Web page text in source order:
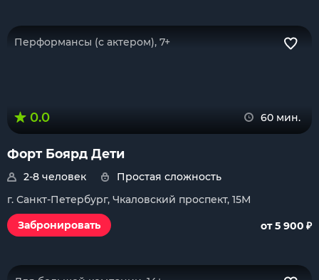
Перформансы (с актером), 7+
0.0 60 мин.
Форт Боярд Дети
2-8 человек
Простая сложность
г. Санкт-Петербург, Чкаловский проспект, 15М
Забронировать
от 5 900 ₽